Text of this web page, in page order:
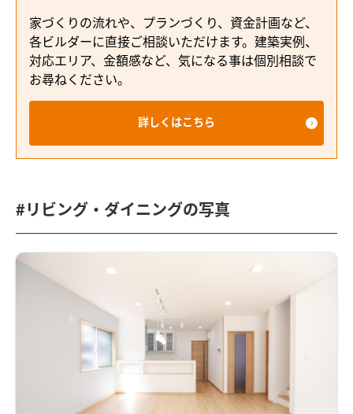
家づくりの流れや、プランづくり、資金計画など、
各ビルダーに直接ご相談いただけます。建築実例、
対応エリア、金額感など、気になる事は個別相談で
お尋ねください。
詳しくはこちら
#リビング・ダイニングの写真